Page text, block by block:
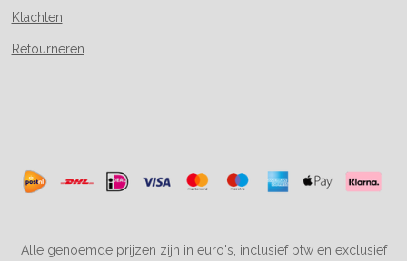
Klachten
Retourneren
Alle genoemde prijzen zijn in euro's, inclusief btw en exclusief